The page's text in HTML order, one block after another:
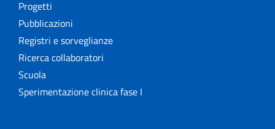
Progetti
Pubblicazioni
Registri e sorveglianze
Ricerca collaboratori
Scuola
Sperimentazione clinica fase I